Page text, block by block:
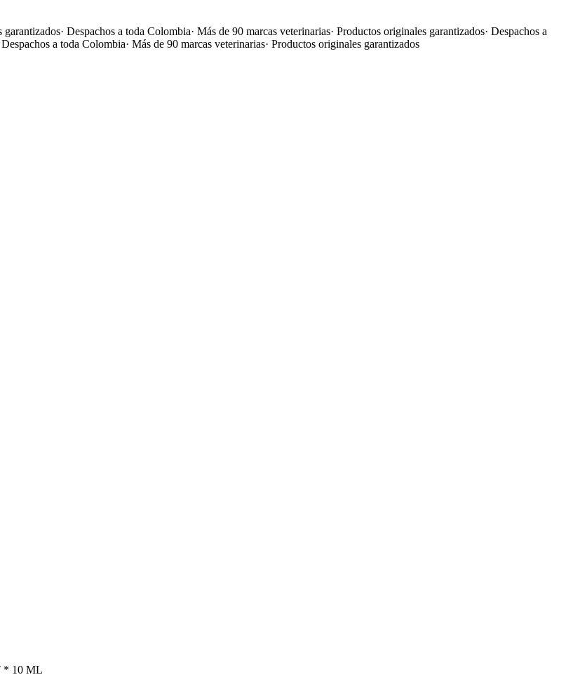
garantizados· Despachos a toda Colombia· Más de 90 marcas veterinarias· Productos originales garantizados· Despachos a
Despachos a toda Colombia· Más de 90 marcas veterinarias· Productos originales garantizados
* 10 ML